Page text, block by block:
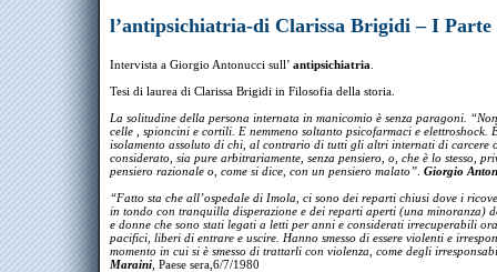
l’antipsichiatria-di Clarissa Brigidi – I Parte
Intervista a Giorgio Antonucci sull’ antipsichiatria
Tesi di laurea di Clarissa Brigidi in Filosofia della storia.
La solitudine della persona internata in manicomio è senza paragoni.
celle , spioncini e cortili. E nemmeno soltanto psicofarmaci e elettroshock.
isolamento assoluto di chi, al contrario di tutti gli altri internati di carcere
considerato, sia pure arbitrariamente, senza pensiero, o, che è lo stesso,
pensiero razionale o, come si dice, con un pensiero malato” Giorgio
“Fatto sta che all’ospedale di Imola, ci sono dei reparti chiusi dove i
in tondo con tranquilla disperazione e dei reparti aperti (una minoranza)
e donne che sono stati legati a letti per anni e considerati irrecuperabili
pacifici, liberi di entrare e uscire. Hanno smesso di essere violenti e
momento in cui si è smesso di trattarli con violenza, come degli
Maraini Paese sera,6/7/1980